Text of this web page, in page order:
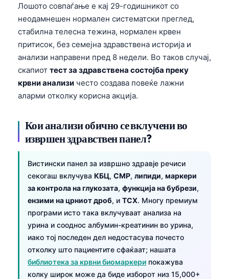
Лошото совпаѓање е кај 29-годишникот со
неодамнешен нормален систематски преглед,
стабилна телесна тежина, нормален крвен
притисок, без семејна здравствена историја и
анализи направени пред 8 недели. Во таков случај,
скапиот тест за здравствена состојба преку
крвни анализи често создава повеќе лажни
аларми отколку корисна акција.
Кои анализи обично се вклучени во
извршен здравствен панел?
Вистински панел за извршно здравје речиси
секогаш вклучува КБЦ, CMP, липиди, маркери
за контрола на глукозата, функција на бубрези,
ензими на црниот дроб, и ТСХ. Многу премиум
програми исто така вклучуваат анализа на
урина и сооднос албумин-креатинин во урина,
иако тој последен дел недостасува почесто
отколку што пациентите сфаќаат; нашата
библиотека за крвни биомаркери покажува
колку широк може да биде изборот низ 15,000+